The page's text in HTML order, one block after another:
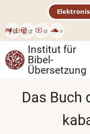
Inhalt
РусEng
Institut für
Bibel-
Übersetzung
Das Buch